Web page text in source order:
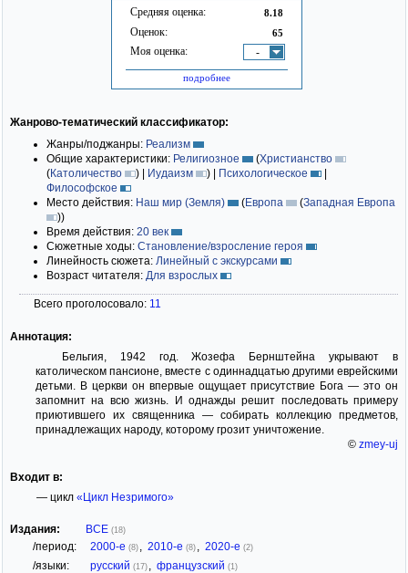
Средняя оценка: 8.18
Оценок: 65
Моя оценка: -
подробнее
Жанрово-тематический классификатор:
Жанры/поджанры: Реализм
Общие характеристики: Религиозное (Христианство
(Католичество ) | Иудаизм ) | Психологическое
|
Философское
Место действия: Наш мир (Земля) (Европа (Западная Европа
))
Время действия: 20 век
Сюжетные ходы: Становление/взросление героя
Линейность сюжета: Линейный с экскурсами
Возраст читателя: Для взрослых
Всего проголосовало: 11
Аннотация:
Бельгия, 1942 год. Жозефа Бернштейна укрывают в
католическом пансионе, вместе с одиннадцатью другими еврейскими
детьми. В церкви он впервые ощущает присутствие Бога — это он
запомнит на всю жизнь. И однажды решит последовать примеру
приютившего их священника — собирать коллекцию предметов,
принадлежащих народу, которому грозит уничтожение.
© zmey-uj
Входит в:
— цикл «Цикл Незримого»
Издания: ВСЕ (18)
/период: 2000-е (8) 2010-е (8) 2020-е (2)
/языки: русский (17) французский (1)